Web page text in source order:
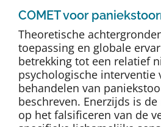
COMET voor
Theoretische
toepassing en globale
betrekking tot een relatief
psychologische interventie
behandelen van
beschreven. Enerzijds is
op het falsificeren van de